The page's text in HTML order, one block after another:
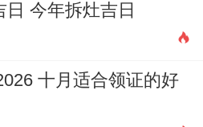
今年拆灶吉日
十月适合领证的好